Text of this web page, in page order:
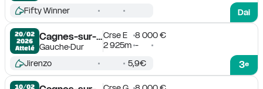
Dai
Fifty Winner
20/02
2026
Attelé
Cagnes-sur-Mer
GaucheDur
Crse E
8 000 €
2 925m -
3e
Jirenzo 5,9€
10/02